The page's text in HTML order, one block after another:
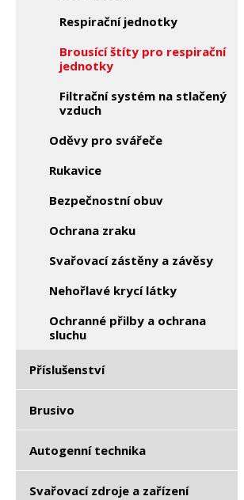
Respirační jednotky
Brousící štíty pro respirační
jednotky
Filtrační systém na stlačený
vzduch
Oděvy pro svářeče
Rukavice
Bezpečnostní obuv
Ochrana zraku
Svařovací zástěny a závěsy
Nehořlavé krycí látky
Ochranné přilby a ochrana
sluchu
Příslušenství
Brusivo
Autogenní technika
Svařovací zdroje a zařízení